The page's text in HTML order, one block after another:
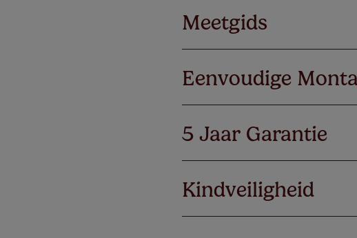
Meetgids
Eenvoudige
5 Jaar Garantie
Kindveiligheid